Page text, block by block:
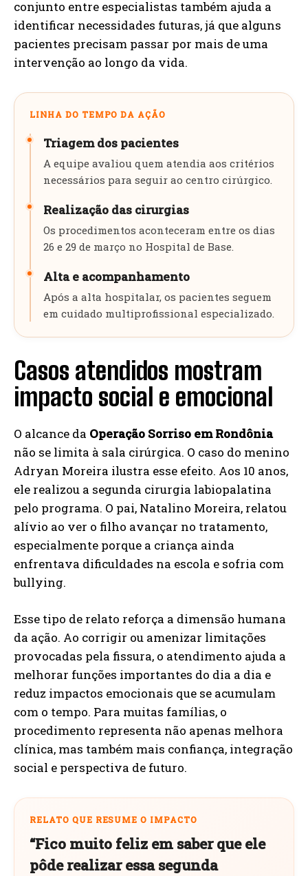
conjunto entre especialistas também ajuda a
identificar necessidades futuras, já que alguns
pacientes precisam passar por mais de uma
intervenção ao longo da vida.
LINHA DO TEMPO DA AÇÃO
Triagem dos pacientes
A equipe avaliou quem atendia aos critérios
necessários para seguir ao centro cirúrgico.
Realização das cirurgias
Os procedimentos aconteceram entre os dias
26 e 29 de março no Hospital de Base.
Alta e acompanhamento
Após a alta hospitalar, os pacientes seguem
em cuidado multiprofissional especializado.
Casos atendidos mostram
impacto social e emocional
O alcance da Operação Sorriso em Rondônia
não se limita à sala cirúrgica. O caso do menino
Adryan Moreira ilustra esse efeito. Aos 10 anos,
ele realizou a segunda cirurgia labiopalatina
pelo programa. O pai, Natalino Moreira, relatou
alívio ao ver o filho avançar no tratamento,
especialmente porque a criança ainda
enfrentava dificuldades na escola e sofria com
bullying.
Esse tipo de relato reforça a dimensão humana
da ação. Ao corrigir ou amenizar limitações
provocadas pela fissura, o atendimento ajuda a
melhorar funções importantes do dia a dia e
reduz impactos emocionais que se acumulam
com o tempo. Para muitas famílias, o
procedimento representa não apenas melhora
clínica, mas também mais confiança, integração
social e perspectiva de futuro.
RELATO QUE RESUME O IMPACTO
“Fico muito feliz em saber que ele
pôde realizar essa segunda